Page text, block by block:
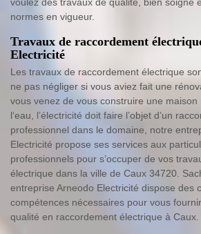
normes en vigueur.
Travaux de raccordement
Electricité
Les travaux de raccordement électrique
ne pas négliger si vous aviez fait une
vous venez de vous construire une maison
l‘eau, l’électricité doit faire l’objet d’un
professionnel dans le domaine, notre
Electricité propose ses services aux
professionnels pour s’occuper de vos
électrique dans la ville de Caux 34720.
entreprise Arneodo Electricité dispose des
compétences nécessaires pour vous
qualité en raccordement électrique à Caux.